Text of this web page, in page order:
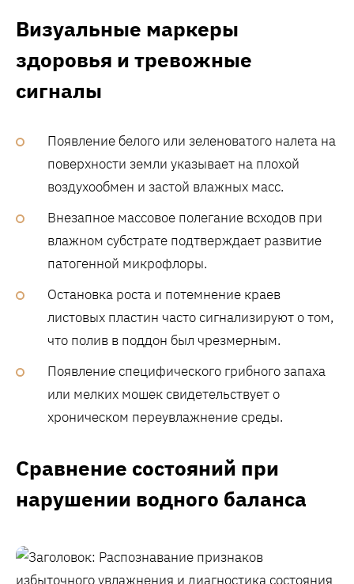
Визуальные маркеры
здоровья и тревожные
сигналы
Появление белого или зеленоватого налета на
поверхности земли указывает на плохой
воздухообмен и застой влажных масс.
Внезапное массовое полегание всходов при
влажном субстрате подтверждает развитие
патогенной микрофлоры.
Остановка роста и потемнение краев
листовых пластин часто сигнализируют о том,
что полив в поддон был чрезмерным.
Появление специфического грибного запаха
или мелких мошек свидетельствует о
хроническом переувлажнение среды.
Сравнение состояний при
нарушении водного баланса